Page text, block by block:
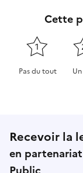
Cette
1
Pas du tout
Recevoir la
en